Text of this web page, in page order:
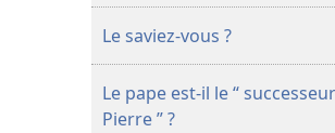
Le saviez-vous ?
Le pape est-il le “
Pierre ” ?